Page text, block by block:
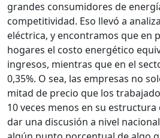
grandes consumidores de
competitividad. Eso llevó a
eléctrica, y encontramos que en
hogares el costo energético
ingresos, mientras que en el
0,35%. O sea, las empresas no
mitad de precio que los
10 veces menos en su
dar una discusión a nivel